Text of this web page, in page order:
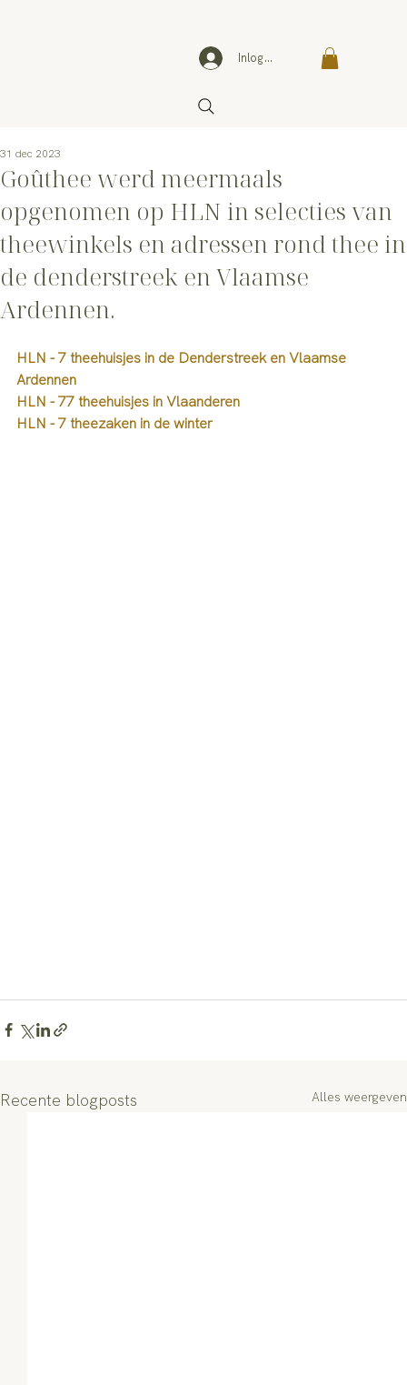
Inloggen
Goûthee werd meermaals
opgenomen op HLN in selecties van
theewinkels en adressen rond thee in
de denderstreek en Vlaamse
Ardennen.
31 dec 2023
HLN - 7 theehuisjes in de Denderstreek en Vlaamse
Ardennen
HLN - 77 theehuisjes in Vlaanderen
HLN - 7 theezaken in de winter
Recente blogposts Alles weergeven